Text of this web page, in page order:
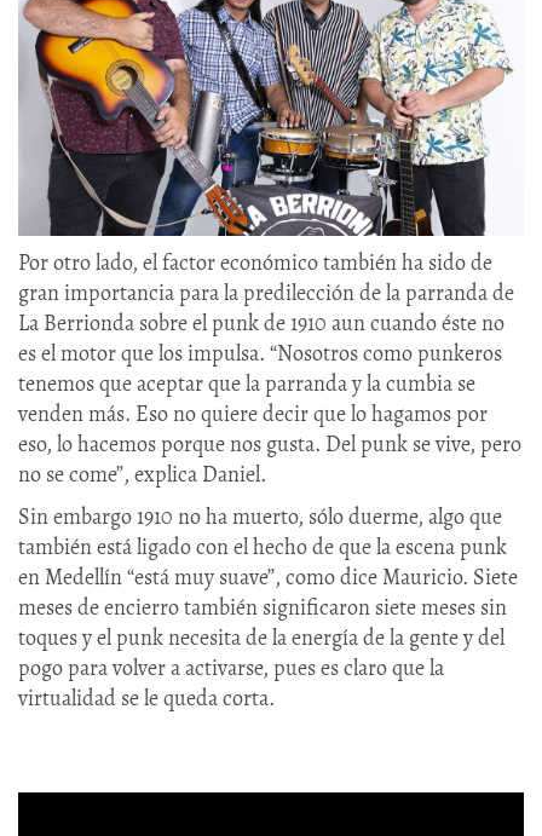
Por otro lado, el factor económico también ha sido de
gran importancia para la predilección de la parranda de
La Berrionda sobre el punk de 1910 aun cuando éste no
es el motor que los impulsa. “Nosotros como punkeros
tenemos que aceptar que la parranda y la cumbia se
venden más. Eso no quiere decir que lo hagamos por
eso, lo hacemos porque nos gusta. Del punk se vive, pero
no se come”, explica Daniel.
Sin embargo 1910 no ha muerto, sólo duerme, algo que
también está ligado con el hecho de que la escena punk
en Medellín “está muy suave”, como dice Mauricio. Siete
meses de encierro también significaron siete meses sin
toques y el punk necesita de la energía de la gente y del
pogo para volver a activarse, pues es claro que la
virtualidad se le queda corta.